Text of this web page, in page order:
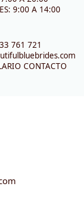
9:00 A 14:00
761 721
CONTACTO